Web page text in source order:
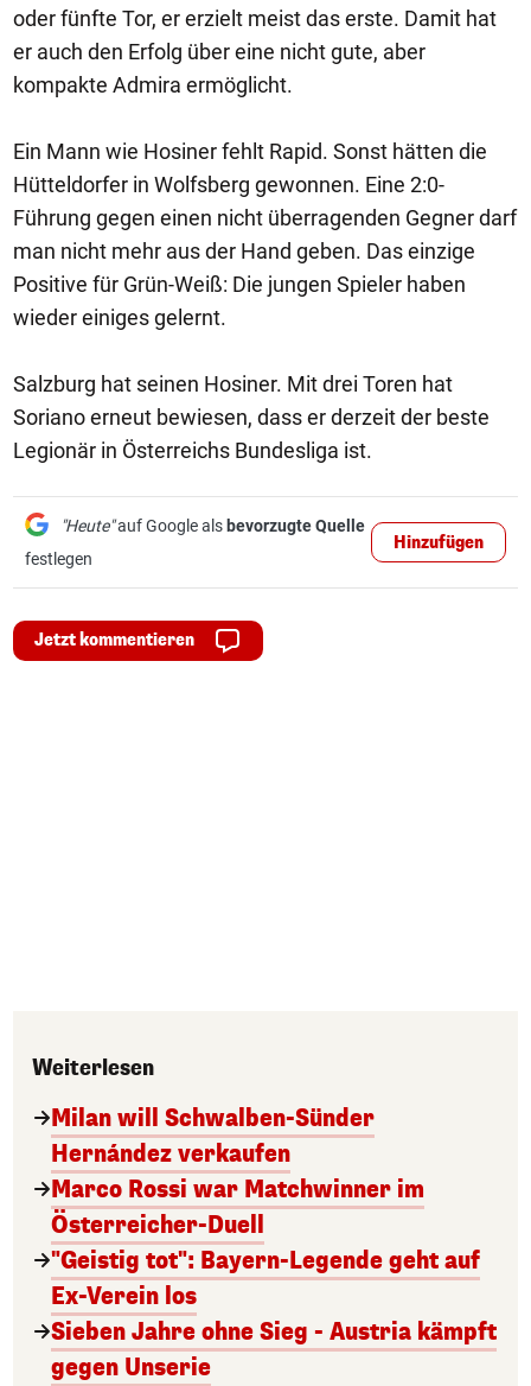
oder fünfte Tor, er erzielt meist das erste. Damit hat
er auch den Erfolg über eine nicht gute, aber
kompakte Admira ermöglicht.
Ein Mann wie Hosiner fehlt Rapid. Sonst hätten die
Hütteldorfer in Wolfsberg gewonnen. Eine 2:0-
Führung gegen einen nicht überragenden Gegner darf
man nicht mehr aus der Hand geben. Das einzige
Positive für Grün-Weiß: Die jungen Spieler haben
wieder einiges gelernt.
Salzburg hat seinen Hosiner. Mit drei Toren hat
Soriano erneut bewiesen, dass er derzeit der beste
Legionär in Österreichs Bundesliga ist.
"Heute"auf Google als bevorzugte Quelle
festlegen
Hinzufügen
Jetzt kommentieren
Weiterlesen
Milan will Schwalben-Sünder
Hernández verkaufen
Marco Rossi war Matchwinner im
Österreicher-Duell
"Geistig tot": Bayern-Legende geht auf
Ex-Verein los
Sieben Jahre ohne Sieg - Austria kämpft
gegen Unserie